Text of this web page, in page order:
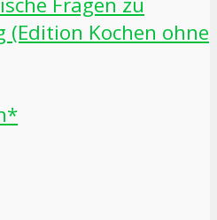
(Edition Kochen ohne